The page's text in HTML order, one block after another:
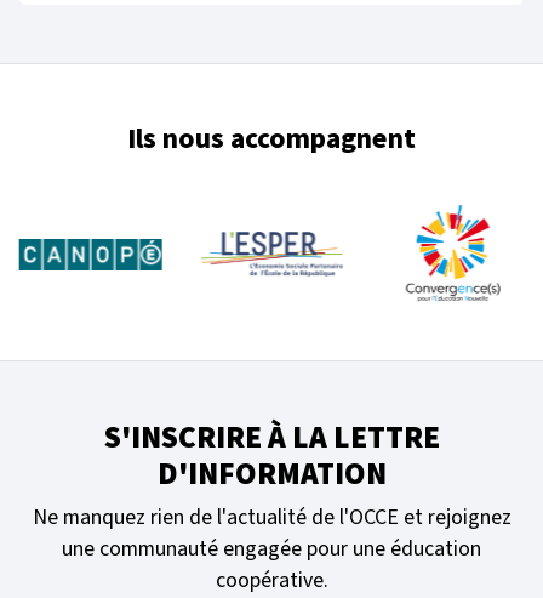
Ils nous accompagnent
S'INSCRIRE À LA LETTRE
D'INFORMATION
Ne manquez rien de l'actualité de l'OCCE et rejoignez
une communauté engagée pour une éducation
coopérative.